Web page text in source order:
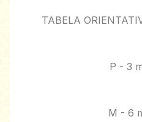
TABELA
P - 3
M - 6